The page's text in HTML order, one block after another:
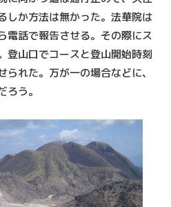
しか方法は無かった。法華院は
電話で報告させる。その際にス
登山口でコースと登山開始時刻
れた。万が一の場合などに、
う。